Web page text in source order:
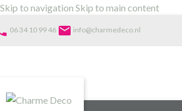
Skip to navigation Skip to main content
06 34 10 99 46 email info@charmedeco.nl